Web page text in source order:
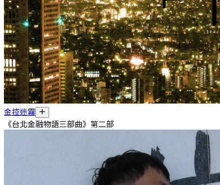
金控迷霧
《台北金融物語三部曲》第二部